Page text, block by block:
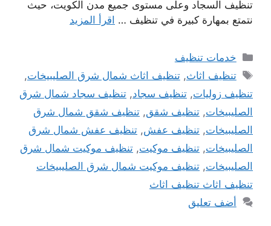
تنظيف السجاد وعلى مستوى جميع مدن الكويت، حيث
نتمتع بمهارة كبيرة في تنظيف … اقرأ المزيد
التصنيفات
خدمات تنظيف
الوسوم
تنظيف اثاث,تنظيف اثاث شمال شرق الصليبيخات,
تنظيف زوليات, تنظيف سجاد, تنظيف سجاد شمال شرق
الصليبيخات, تنظيف شقق, تنظيف شقق شمال شرق
الصليبيخات, تنظيف عفش, تنظيف عفش شمال شرق
الصليبيخات, تنظيف موكيت, تنظيف موكيت شمال شرق
الصليبيخات, تنظيف موكيت شمال شرق الصليبيخات
تنظيف اثاث تنظيف اثاث
أضف تعليق